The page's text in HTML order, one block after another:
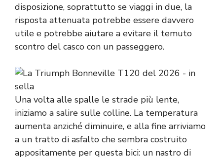
disposizione, soprattutto se viaggi in due, la
risposta attenuata potrebbe essere davvero
utile e potrebbe aiutare a evitare il temuto
scontro del casco con un passeggero.
Una volta alle spalle le strade più lente,
iniziamo a salire sulle colline. La temperatura
aumenta anziché diminuire, e alla fine arriviamo
a un tratto di asfalto che sembra costruito
appositamente per questa bici: un nastro di